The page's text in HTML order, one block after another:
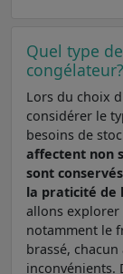
Quel type
congélateur?
Lors du choix
considérer le
besoins de
affectent non
sont
la praticité de
allons
notamment le
brassé,
inconvénients.